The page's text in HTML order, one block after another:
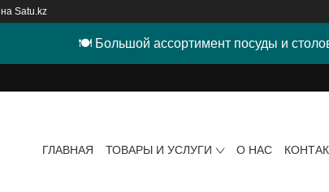
на Satu.kz
🍽 Большой ассортимент посуды и
ГЛАВНАЯ ТОВАРЫ И УСЛУГИ О НАС